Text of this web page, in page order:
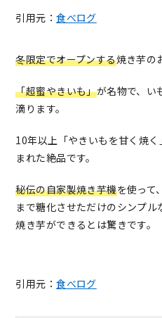
引用元：食べログ
冬限定でオープンする焼き芋の
「超蜜やきいも」が名物で、い
滴ります。
10年以上「やきいもを甘く焼
まれた絶品です。
秘伝の自家製焼き芋機を使って
まで糖化させただけのシンプ
焼き芋ができるとは驚きです。
引用元：食べログ